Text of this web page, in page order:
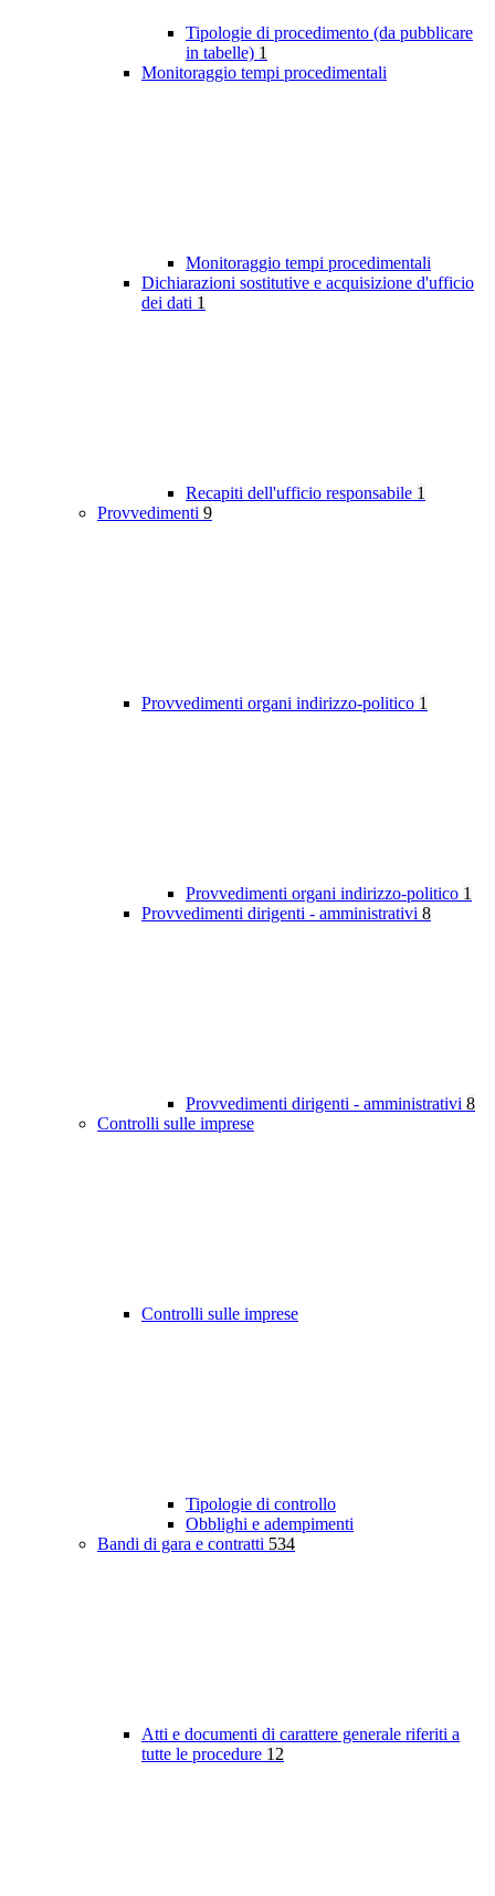
Tipologie di procedimento (da pubblicare
in tabelle) 1
Monitoraggio tempi procedimentali
Monitoraggio tempi procedimentali
Dichiarazioni sostitutive e acquisizione d'ufficio
dei dati 1
Recapiti dell'ufficio responsabile 1
Provvedimenti 9
Provvedimenti organi indirizzo-politico 1
Provvedimenti organi indirizzo-politico 1
Provvedimenti dirigenti - amministrativi 8
Provvedimenti dirigenti - amministrativi 8
Controlli sulle imprese
Controlli sulle imprese
Tipologie di controllo
Obblighi e adempimenti
Bandi di gara e contratti 534
Atti e documenti di carattere generale riferiti a
tutte le procedure 12